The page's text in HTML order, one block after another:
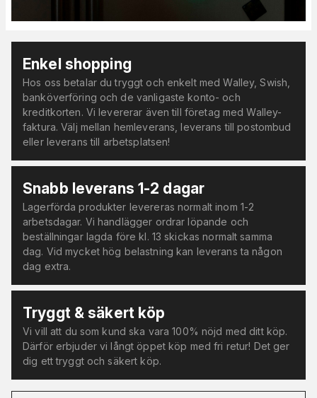
Enkel shopping
Hos oss betalar du tryggt och enkelt med Walley, Swish,
banköverföring och de vanligaste konto- och
kreditkorten. Vi levererar även till företag med Walley-
faktura. Välj mellan hemleverans, leverans till postombud
eller leverans till arbetsplatsen!
Snabb leverans 1-2 dagar
Lagerförda produkter levereras normalt inom 1-2
arbetsdagar. Vi handlägger ordrar löpande och
beställningar lagda före kl. 13 skickas normalt samma
dag. Vid mycket hög belastning kan leverans ta någon
dag extra.
Tryggt & säkert köp
Vi vill att du som kund ska vara 100% nöjd med ditt köp.
Därför erbjuder vi långt öppet köp med fri retur! Det ger
dig ett tryggt och säkert köp.